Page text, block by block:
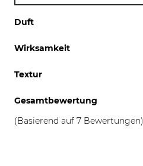
Duft
Wirksamkeit
Textur
Gesamtbewertung
(Basierend auf 7 Bewertungen)